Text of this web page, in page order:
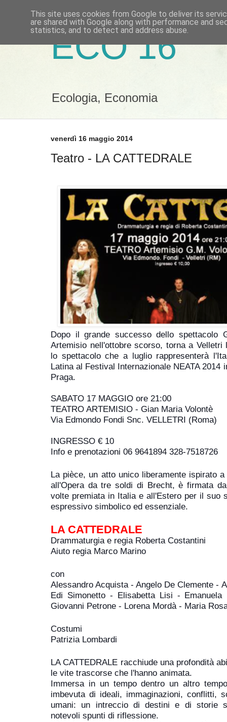
ECO 16
Ecologia, Economia
venerdì 16 maggio 2014
Teatro - LA CATTEDRALE
Dopo il grande successo dello spettacolo
Artemisio nell'ottobre scorso, torna a Velletri
lo spettacolo che a luglio rappresenterà
Latina al Festival Internazionale NEATA 2014
Praga.
SABATO 17 MAGGIO ore 21:00
TEATRO ARTEMISIO - Gian Maria Volontè
Via Edmondo Fondi Snc. VELLETRI (Roma)
INGRESSO € 10
Info e prenotazioni 06 9641894 328-7518726
La pièce, un atto unico liberamente ispirato
all'Opera da tre soldi di Brecht, è firmata
volte premiata in Italia e all'Estero per il suo
espressivo simbolico ed essenziale.
LA CATTEDRALE
Drammaturgia e regia Roberta Costantini
Aiuto regia Marco Marino
con
Alessandro Acquista - Angelo De Clemente -
Edi Simonetto - Elisabetta Lisi -
Giovanni Petrone - Lorena Mordà - Maria
Costumi
Patrizia Lombardi
LA CATTEDRALE racchiude una profondità
le vite trascorse che l'hanno animata.
Immersa in un tempo dentro un altro
imbevuta di ideali, immaginazioni, conflitti,
umani: un intreccio di destini e di storie
notevoli spunti di riflessione.
This site uses cookies from Google to deliver its
are shared with Google along with performance and
statistics, and to detect and address abuse.